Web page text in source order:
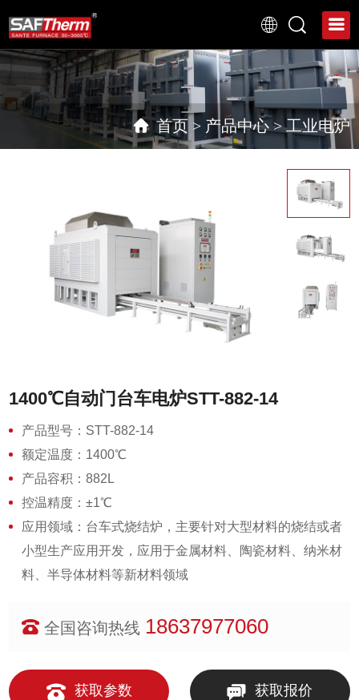
首页> 产品中心>工业电炉
1400℃自动门台车电炉STT-882-14
产品型号：STT-882-14
额定温度：1400℃
产品容积：882L
控温精度：±1℃
应用领域：台车式烧结炉，主要针对大型材料的烧结或者
小型生产应用开发，应用于金属材料、陶瓷材料、纳米材
料、半导体材料等新材料领域
全国咨询热线 18637977060
获取参数 获取报价